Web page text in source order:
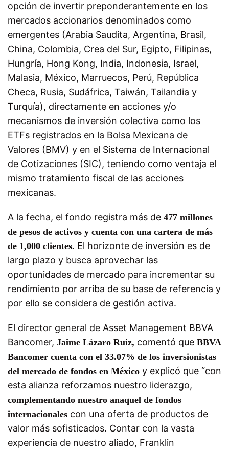
opción de invertir preponderantemente en los
mercados accionarios denominados como
emergentes (Arabia Saudita, Argentina, Brasil,
China, Colombia, Crea del Sur, Egipto, Filipinas,
Hungría, Hong Kong, India, Indonesia, Israel,
Malasia, México, Marruecos, Perú, República
Checa, Rusia, Sudáfrica, Taiwán, Tailandia y
Turquía), directamente en acciones y/o
mecanismos de inversión colectiva como los
ETFs registrados en la Bolsa Mexicana de
Valores (BMV) y en el Sistema de Internacional
de Cotizaciones (SIC), teniendo como ventaja el
mismo tratamiento fiscal de las acciones
mexicanas.
A la fecha, el fondo registra más de 477 millones
de pesos de activos y cuenta con una cartera de más
de 1,000 clientes. El horizonte de inversión es de
largo plazo y busca aprovechar las
oportunidades de mercado para incrementar su
rendimiento por arriba de su base de referencia y
por ello se considera de gestión activa.
El director general de Asset Management BBVA
Bancomer, Jaime Lázaro Ruiz, comentó que BBVA
Bancomer cuenta con el 33.07% de los inversionistas
del mercado de fondos en México y explicó que “con
esta alianza reforzamos nuestro liderazgo,
complementando nuestro anaquel de fondos
internacionales con una oferta de productos de
valor más sofisticados. Contar con la vasta
experiencia de nuestro aliado, Franklin